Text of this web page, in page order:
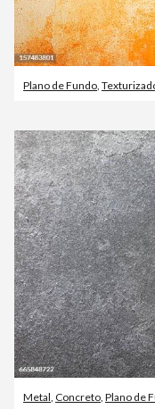
Plano de Fundo,
Metal, Concreto, Plano de